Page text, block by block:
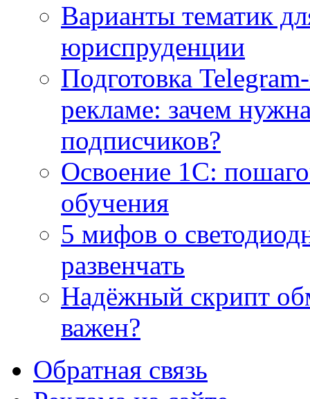
Варианты тематик
юриспруденции
Подготовка
рекламе: зачем
подписчиков?
Освоение 1С:
обучения
5 мифов о
развенчать
Надёжный скрипт
важен?
Обратная связь